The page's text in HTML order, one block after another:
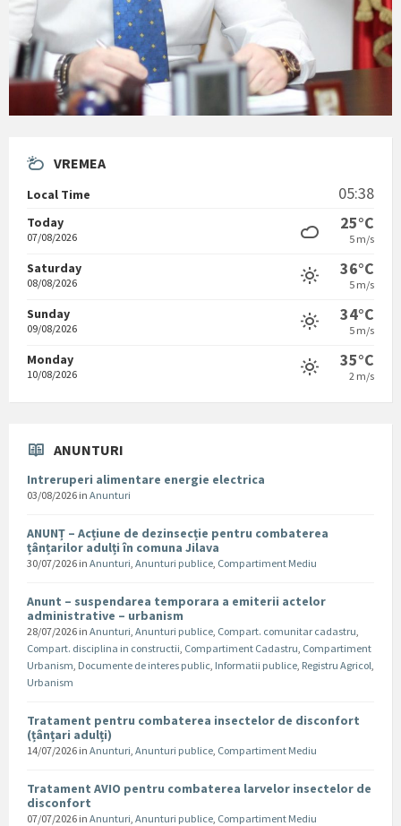
VREMEA
Local Time 05:38
Today
07/08/2026
25°C
5 m/s
Saturday
08/08/2026
36°C
5 m/s
Sunday
09/08/2026
34°C
5 m/s
Monday
10/08/2026
35°C
2 m/s
ANUNTURI
Intreruperi alimentare energie electrica
03/08/2026 in Anunturi
ANUNȚ – Acțiune de dezinsecție pentru combaterea
țânțarilor adulți în comuna Jilava
30/07/2026 in Anunturi, Anunturi publice, Compartiment Mediu
Anunt – suspendarea temporara a emiterii actelor
administrative – urbanism
28/07/2026 in Anunturi, Anunturi publice, Compart. comunitar cadastru,
Compart. disciplina in constructii, Compartiment Cadastru, Compartiment
Urbanism, Documente de interes public, Informatii publice, Registru Agricol,
Urbanism
Tratament pentru combaterea insectelor de disconfort
(țânțari adulți)
14/07/2026 in Anunturi, Anunturi publice, Compartiment Mediu
Tratament AVIO pentru combaterea larvelor insectelor de
disconfort
07/07/2026 in Anunturi, Anunturi publice, Compartiment Mediu